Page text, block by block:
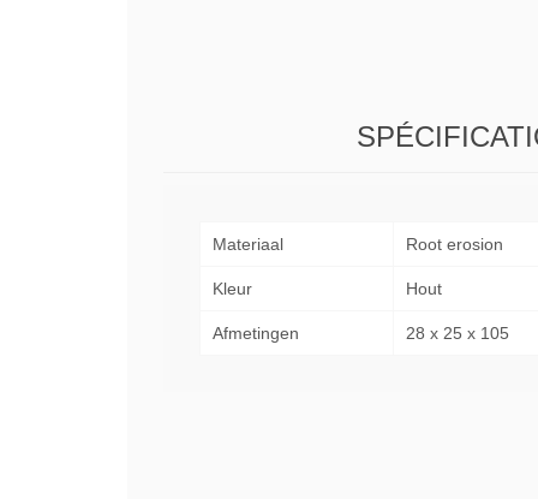
Materiaal Root erosion
Kleur Hout
Afmetingen 28 x 25 x 105